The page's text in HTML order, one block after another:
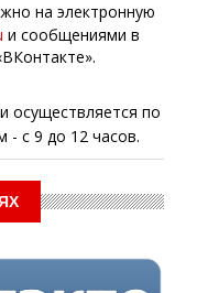
на электронную
и сообщениями в
осуществляется по
- с 9 до 12 часов.